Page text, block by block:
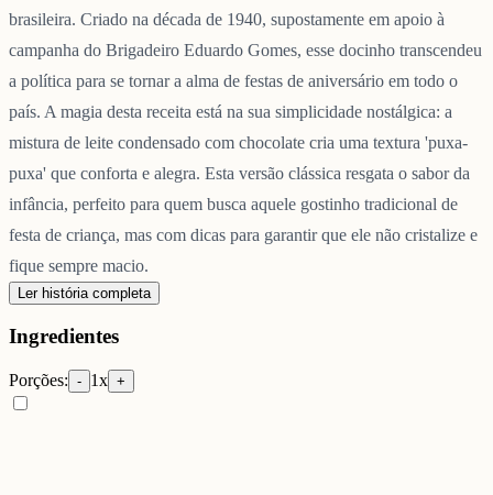
brasileira. Criado na década de 1940, supostamente em apoio à
campanha do Brigadeiro Eduardo Gomes, esse docinho transcendeu
a política para se tornar a alma de festas de aniversário em todo o
país. A magia desta receita está na sua simplicidade nostálgica: a
mistura de leite condensado com chocolate cria uma textura 'puxa-
puxa' que conforta e alegra. Esta versão clássica resgata o sabor da
infância, perfeito para quem busca aquele gostinho tradicional de
festa de criança, mas com dicas para garantir que ele não cristalize e
fique sempre macio.
Ler história completa
Ingredientes
Porções: - 1x +